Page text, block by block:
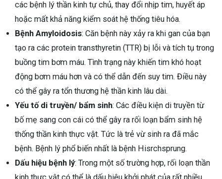
các bệnh lý thần kinh tự chủ, thay đổi nhịp tim, huyết áp
hoặc mất khả năng kiểm soát hệ thống tiêu hóa.
Bệnh Amyloidosis: Căn bệnh này xảy ra khi gan của bạn
tạo ra các protein transthyretin (TTR) bị lỗi và tích tụ trong
buồng tim bơm máu. Tình trạng này khiến tim khó hoạt
động bơm máu hơn và có thể dẫn đến suy tim. Điều này
có thể gây ra tổn thương hệ thần kinh lâu dài.
Yếu tố di truyền/ bẩm sinh: Các điều kiện di truyền từ
bố mẹ sang con cái có thể gây ra rối loạn bẩm sinh hệ
thống thần kinh thực vật. Tức là trẻ vừ sinh ra đã mắc
bệnh. Bệnh lý phổ biến nhất là bệnh Hisrchsprung.
Dấu hiệu bệnh lý: Trong một số trường hợp, rối loạn thần